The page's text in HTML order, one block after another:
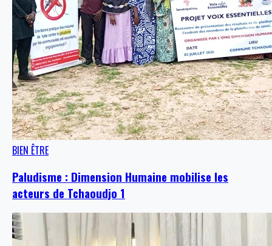
BIEN ÊTRE
Paludisme : Dimension Humaine mobilise les
acteurs de Tchaoudjo 1